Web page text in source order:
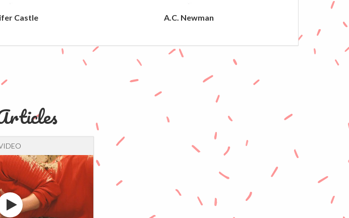
Castle A.C. Newman